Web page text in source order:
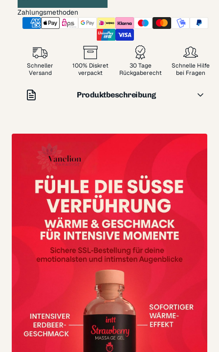
Zahlungsmethoden
Schneller
Versand
100% Diskret
verpackt
30 Tage
Rückgaberecht
Schnelle Hilfe
bei Fragen
Produktbeschreibung
natürlichem Wildflechtenduft.
Diese in Südfrankreich (Provence) hergestellte Kerze hat
ein kraftvolles und männliches Aroma, das die ganze
Männlichkeit des Mannes freisetzt.
Sein Glasbehälter schafft eine einzigartige Atmosphäre
und verleiht Ihren erotischen Spielen neues Leben. Die
warmen Streicheleinheiten, zart duftend und sinnlich,
machen die Massage noch intensiver und angenehmer.
Zutaten: HYDROGENIERTES SOJABOHNENÖL, COCOS
ALBA (BIENENWACHS), ALPHA-ISOMETHYL IONON,
BENZYL BENZOAT, ZIMT, COUMARIN, GERANIOL, HEXYL
ZIMT, LIMONEN, LINALOOL, ZITRONENSÄURE.
Die Massagekerze enthält weder Konservierungsstoffe
noch Paraffin. Es wird aus natürlichen Rohstoffen
hergestellt: einer Mischung aus Sojaöl, Kokosöl und
Bienenwachs usw.
HERGESTELLT IN FRANKREICH – Provence
NICHT AN TIEREN GETESTET